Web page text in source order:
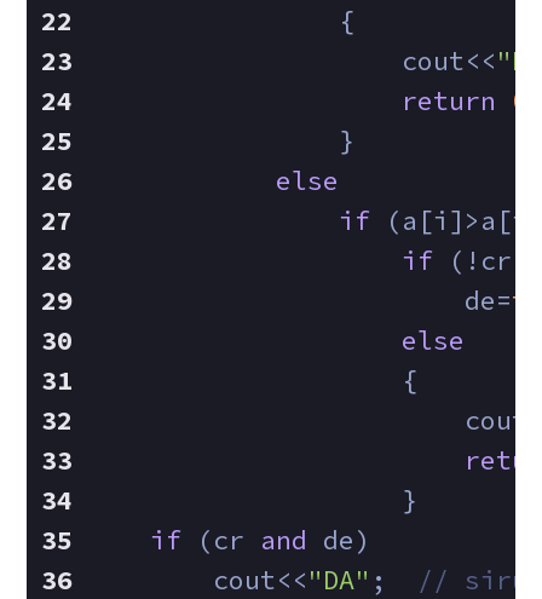
                {
                    cout<<
return
0
                }
else
if
if (!cr)
                        de=
else
                    {
                    }
if (cr and de)
        cout<<
"DA" ; // sirul